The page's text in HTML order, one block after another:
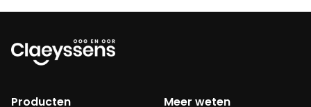
Producten
Meer weten